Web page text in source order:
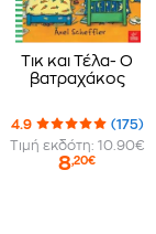
Τικ και Τέλα- Ο
βατραχάκος
4.9
(175)
Τιμή εκδότη: 10.90€
8,20€